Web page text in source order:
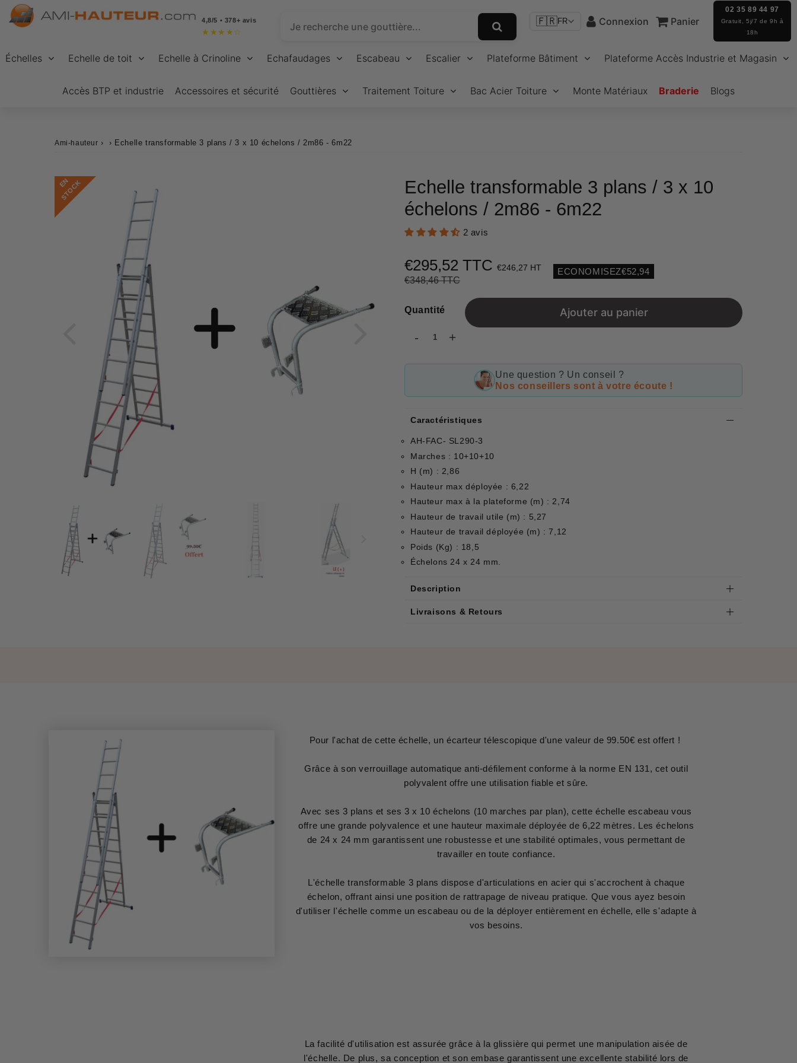
4,8/5 • 378+ avis
★ ★ ★ ★ ☆
🇫🇷FR Connexion Panier
02 35 89 44 97
Gratuit, 5j/7 de 9h à
18h
Échelles Echelle de toit Echelle à Crinoline Echafaudages Escabeau Escalier Plateforme Bâtiment Plateforme Accès Industrie et Magasin
Accès BTP et industrie Accessoires et sécurité Gouttières Traitement Toiture Bac Acier Toiture Monte Matériaux Braderie Blogs
Ami-hauteur › › Echelle transformable 3 plans / 3 x 10 échelons / 2m86 - 6m22
E
N
S
T
O
C
K
Echelle transformable 3 plans / 3 x 10
échelons / 2m86 - 6m22
2 avis
€295,52 TTC €246,27 HT
€348,46 TTC
Unit
ECONOMISEZ€52,94
Quantité
- +
Ajouter au panier
Une question ? Un conseil ?
Nos conseillers sont à votre écoute !
Caractéristiques
AH-FAC- SL290-3
Marches : 10+10+10
H (m) : 2,86
Hauteur max déployée : 6,22
Hauteur max à la plateforme (m) : 2,74
Hauteur de travail utile (m) : 5,27
Hauteur de travail déployée (m) : 7,12
Poids (Kg) : 18,5
Échelons 24 x 24 mm.
Description
Livraisons & Retours
Pour l'achat de cette échelle, un écarteur télescopique d'une valeur de 99.50€ est offert !
Grâce à son verrouillage automatique anti-défilement conforme à la norme EN 131, cet outil
polyvalent offre une utilisation fiable et sûre.
Avec ses 3 plans et ses 3 x 10 échelons (10 marches par plan), cette échelle escabeau vous
offre une grande polyvalence et une hauteur maximale déployée de 6,22 mètres. Les échelons
de 24 x 24 mm garantissent une robustesse et une stabilité optimales, vous permettant de
travailler en toute confiance.
L'échelle transformable 3 plans dispose d'articulations en acier qui s'accrochent à chaque
échelon, offrant ainsi une position de rattrapage de niveau pratique. Que vous ayez besoin
d'utiliser l'échelle comme un escabeau ou de la déployer entièrement en échelle, elle s'adapte à
vos besoins.
La facilité d'utilisation est assurée grâce à la glissière qui permet une manipulation aisée de
l'échelle. De plus, sa conception et son embase garantissent une excellente stabilité lors de